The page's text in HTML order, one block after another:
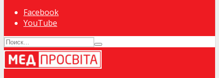
Facebook
YouTube